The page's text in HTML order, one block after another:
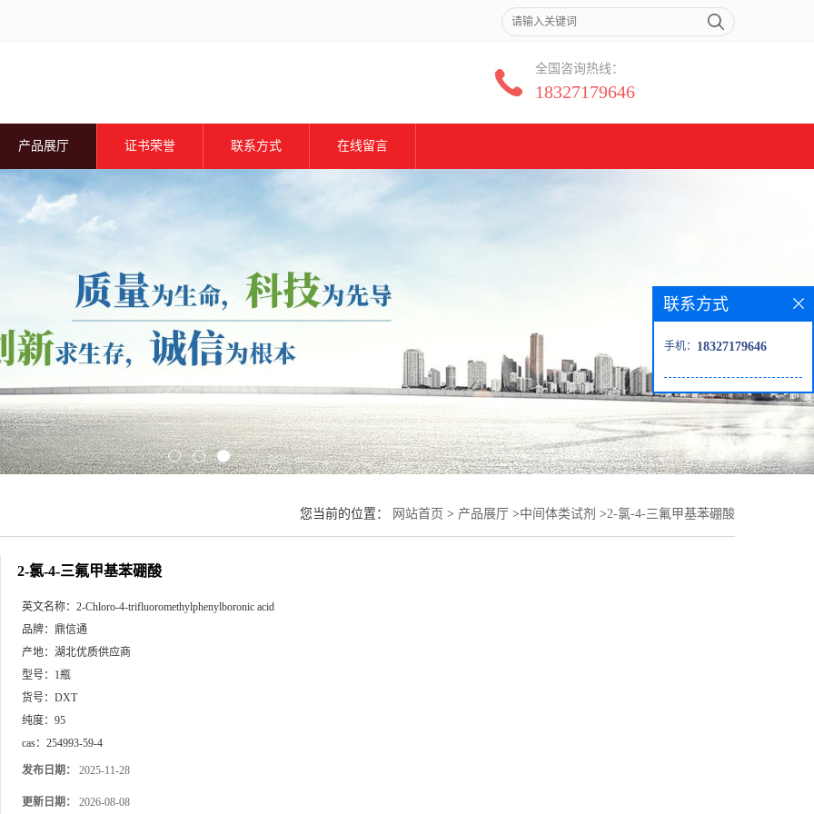
全国咨询热线：
18327179646
产品展厅 证书荣誉 联系方式 在线留言
您当前的位置： 网站首页 > 产品展厅 >中间体类试剂 >2-氯-4-三氟甲基苯硼酸
2-氯-4-三氟甲基苯硼酸
英文名称： 2-Chloro-4-trifluoromethylphenylboronic acid
品牌： 鼎信通
产地： 湖北优质供应商
型号： 1瓶
货号： DXT
纯度： 95
cas： 254993-59-4
发布日期： 2025-11-28
更新日期： 2026-08-08
联系方式
手机： 18327179646